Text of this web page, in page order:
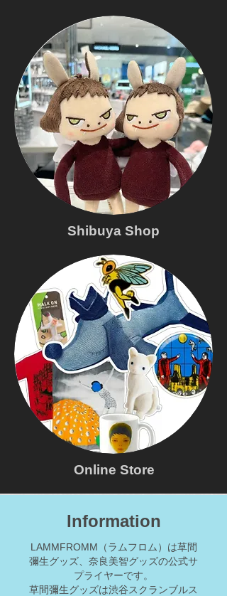
Shibuya Shop
Online Store
Information
LAMMFROMM（ラムフロム）は草間
彌生グッズ、奈良美智グッズの公式サ
プライヤーです。
草間彌生グッズは渋谷スクランブルス